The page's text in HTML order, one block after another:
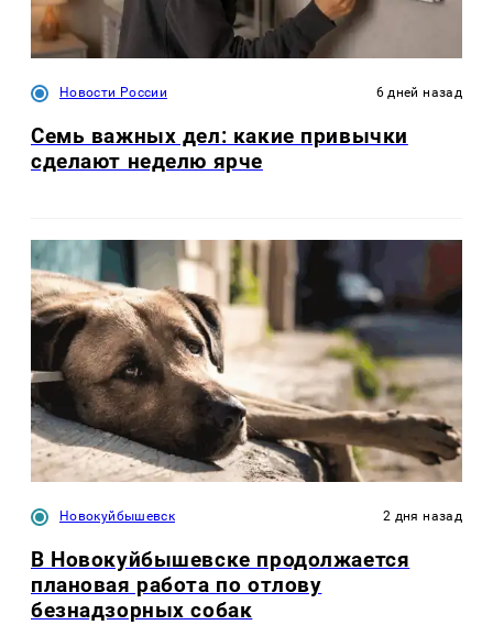
Новости России 6 дней назад
Семь важных дел: какие привычки
сделают неделю ярче
Новокуйбышевск 2 дня назад
В Новокуйбышевске продолжается
плановая работа по отлову
безнадзорных собак